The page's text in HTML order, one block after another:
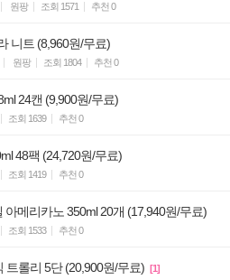
원팡 조회 1571 추천 0
니트 (8,960원/무료)
원팡 조회 1804 추천 0
24캔 (9,900원/무료)
조회 1639 추천 0
48팩 (24,720원/무료)
조회 1419 추천 0
메리카노 350ml 20개 (17,940원/무료)
조회 1533 추천 0
트롤리 5단 (20,900원/무료)
[1]